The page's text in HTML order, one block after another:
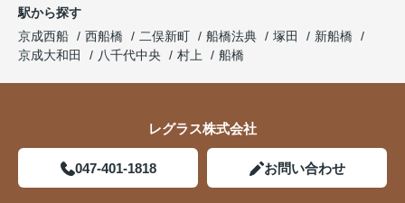
駅から探す
京成西船
西船橋 二俣新町 船橋法典 塚田
新船橋
京成大和田
八千代中央 村上 船橋
レグラス株式会社
047-401-1818 お問い合わせ